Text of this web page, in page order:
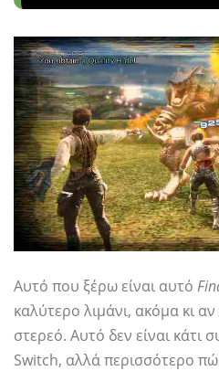
Αυτό που ξέρω είναι αυτό
καλύτερο λιμάνι, ακόμα κι αν
στερεό. Αυτό δεν είναι κάτι
Switch, αλλά περισσότερο